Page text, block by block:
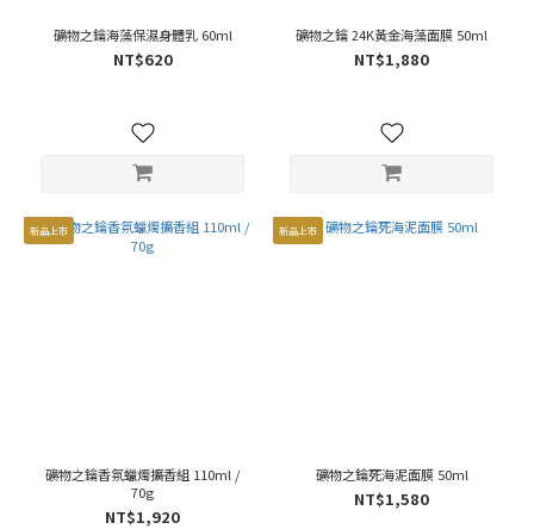
礦物之鑰海藻保濕身體乳 60ml
NT$620
礦物之鑰 24K黃金海藻面膜 50ml
NT$1,880
新品上市
礦物之鑰香氛蠟燭擴香組 110ml /
70g
NT$1,920
新品上市
礦物之鑰死海泥面膜 50ml
NT$1,580